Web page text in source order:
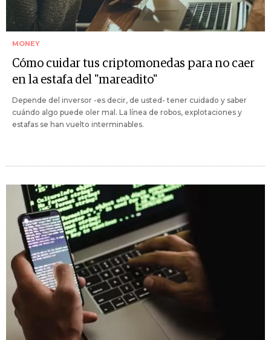
MONEY
Cómo cuidar tus criptomonedas para no caer
en la estafa del "mareadito"
Depende del inversor -es decir, de usted- tener cuidado y saber
cuándo algo puede oler mal. La línea de robos, explotaciones y
estafas se han vuelto interminables.